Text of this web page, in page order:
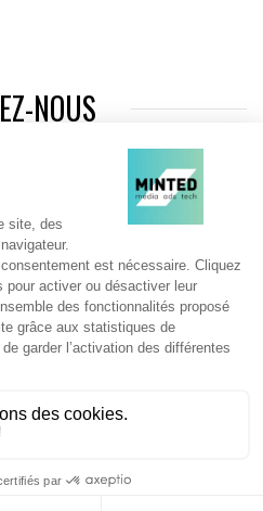
NOUS
web:Novius